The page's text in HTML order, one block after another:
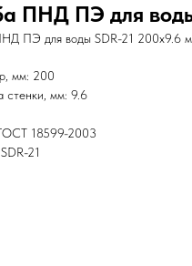
ПНД ПЭ для
ПЭ для воды SDR-21 200х9.6
мм: 200
стенки, мм: 9.6
18599-2003
21